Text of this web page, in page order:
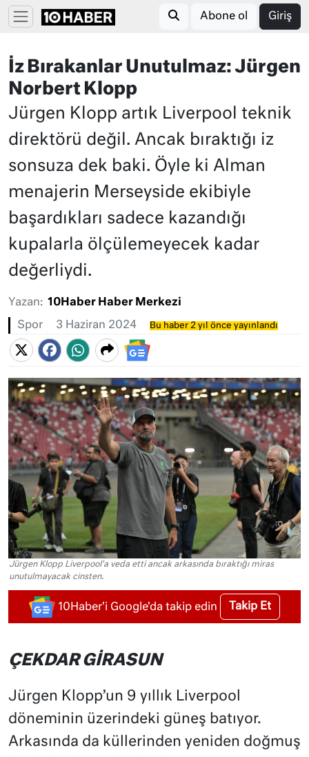
Abone ol Giriş
İz Bırakanlar Unutulmaz: Jürgen
Norbert Klopp
Jürgen Klopp artık Liverpool teknik
direktörü değil. Ancak bıraktığı iz
sonsuza dek baki. Öyle ki Alman
menajerin Merseyside ekibiyle
başardıkları sadece kazandığı
kupalarla ölçülemeyecek kadar
değerliydi.
Yazan: 10Haber Haber Merkezi
Spor 3 Haziran 2024 Bu haber 2 yıl önce yayınlandı
Jürgen Klopp Liverpool'a veda etti ancak arkasında bıraktığı miras
unutulmayacak cinsten.
10Haber'i Google'da takip edin Takip Et
ÇEKDAR GİRASUN
Jürgen Klopp’un 9 yıllık Liverpool
döneminin üzerindeki güneş batıyor.
Arkasında da küllerinden yeniden doğmuş